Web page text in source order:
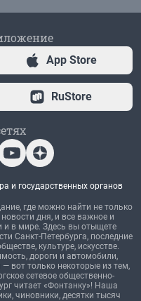
App Store
RuStore
и государственных органов
где можно найти не только
дня, и все важное и
и в мире. Здесь вы отыщете
Санкт-Петербурга, последние
культуре, искусстве.
дороги и автомобили,
вот только некоторые из тем,
сетевое общественно-
читает «Фонтанку»! Наша
чиновники, десятки тысяч